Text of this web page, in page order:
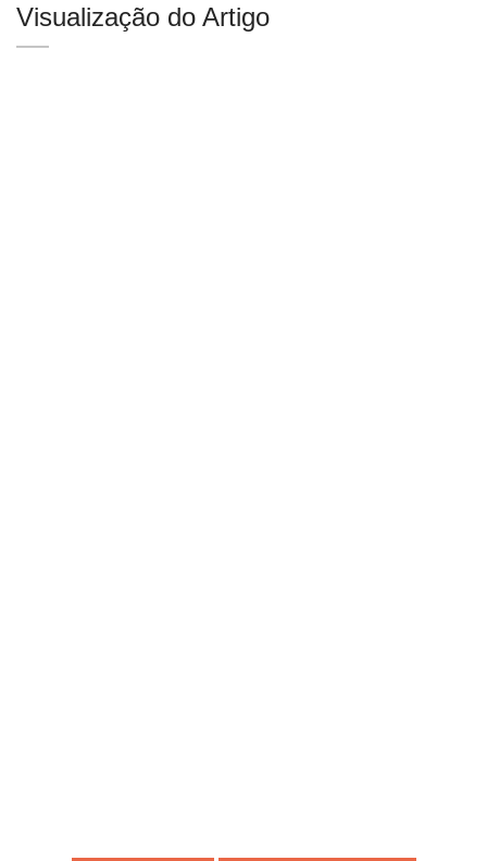
Visualização do Artigo